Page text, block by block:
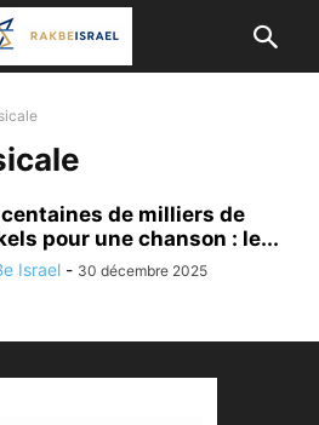
centaines de milliers de
pour une chanson : le...
Israel - 30 décembre 2025